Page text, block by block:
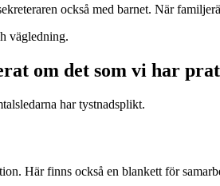
också med barnet. När
vägledning.
om det som vi har
har tystnadsplikt.
Här finns också en blankett för